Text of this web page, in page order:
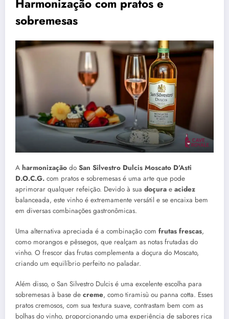
Harmonização com pratos e
sobremesas
A harmonização do San Silvestro Dulcis Moscato D’Asti
D.O.C.G. com pratos e sobremesas é uma arte que pode
aprimorar qualquer refeição. Devido à sua doçura e acidez
balanceada, este vinho é extremamente versátil e se encaixa bem
em diversas combinações gastronômicas.
Uma alternativa apreciada é a combinação com frutas frescas,
como morangos e pêssegos, que realçam as notas frutadas do
vinho. O frescor das frutas complementa a doçura do Moscato,
criando um equilíbrio perfeito no paladar.
Além disso, o San Silvestro Dulcis é uma excelente escolha para
sobremesas à base de creme, como tiramisù ou panna cotta. Esses
pratos cremosos, com sua textura suave, contrastam bem com as
bolhas do vinho, proporcionando uma experiência de sabores rica